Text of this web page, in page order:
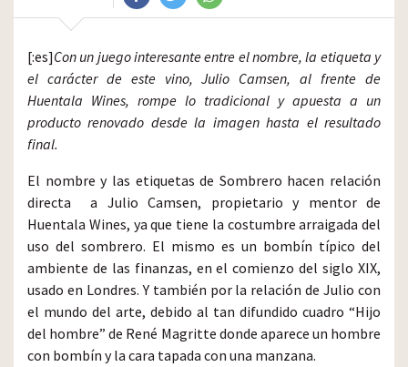
[:es]Con un juego interesante entre el nombre, la etiqueta y
el carácter de este vino, Julio Camsen, al frente de
Huentala Wines, rompe lo tradicional y apuesta a un
producto renovado desde la imagen hasta el resultado
final.
El nombre y las etiquetas de Sombrero hacen relación
directa a Julio Camsen, propietario y mentor de
Huentala Wines, ya que tiene la costumbre arraigada del
uso del sombrero. El mismo es un bombín típico del
ambiente de las finanzas, en el comienzo del siglo XIX,
usado en Londres. Y también por la relación de Julio con
el mundo del arte, debido al tan difundido cuadro “Hijo
del hombre” de René Magritte donde aparece un hombre
con bombín y la cara tapada con una manzana.